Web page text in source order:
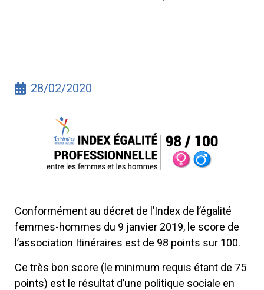
28/02/2020
Conformément au décret de l’Index de l’égalité
femmes-hommes du 9 janvier 2019, le score de
l’association Itinéraires est de 98 points sur 100.
Ce très bon score (le minimum requis étant de 75
points) est le résultat d’une politique sociale en